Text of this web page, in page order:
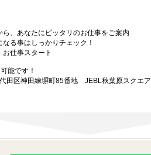
、あなたにピッタリのお仕事をご案内
る事はしっかりチェック！
仕事スタート
能です！
田区神田練塀町85番地 JEBL秋葉原スクエア